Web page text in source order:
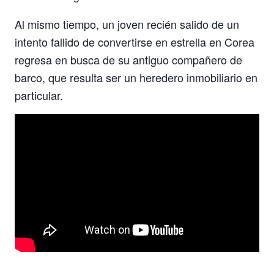
Al mismo tiempo, un joven recién salido de un
intento fallido de convertirse en estrella en Corea
regresa en busca de su antiguo compañero de
barco, que resulta ser un heredero inmobiliario en
particular.